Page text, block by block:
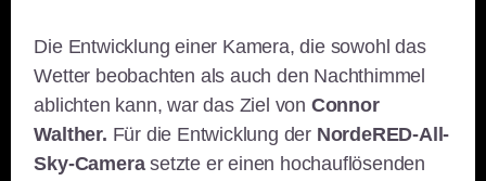
Die Entwicklung einer Kamera, die sowohl das
Wetter beobachten als auch den Nachthimmel
ablichten kann, war das Ziel von Connor
Walther. Für die Entwicklung der NordeRED-All-
Sky-Camerasetzte er einen hochauflösenden